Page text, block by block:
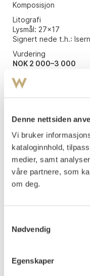
Denne nettsiden
Vi bruker
kataloginnhold,
medier, samt
våre partnere, som
om deg.
Nødvendig
Egenskaper
Komposisjon
Litografi
Lysmål: 27x17
Signert nede t.h.: Isern
Vurdering
NOK 2 000–3 000
NOK
12